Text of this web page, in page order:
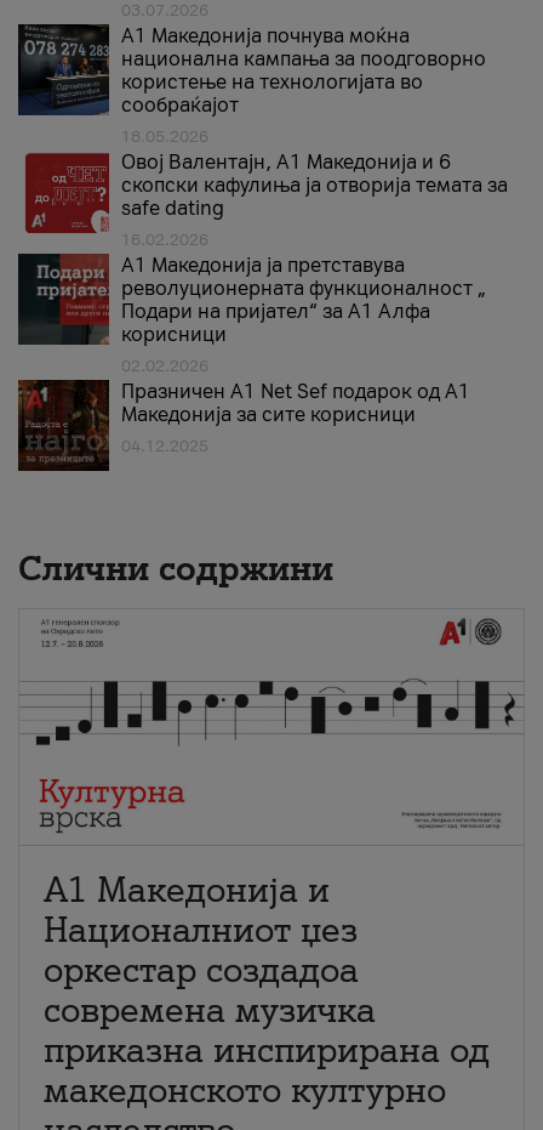
03.07.2026
A1 Македонија почнува моќна
национална кампања за поодговорно
користење на технологијата во
сообраќајот
18.05.2026
Овој Валентајн, A1 Македонија и 6
скопски кафулиња ја отворија темата за
safe dating
16.02.2026
А1 Македонија ја претставува
револуционерната функционалност „
Подари на пријател“ за А1 Алфа
корисници
02.02.2026
Празничен A1 Net Sеf подарок од А1
Македонија за сите корисници
04.12.2025
Слични содржини
А1 Македонија и
Националниот џез
оркестар создадоа
современа музичка
приказна инспирирана од
македонското културно